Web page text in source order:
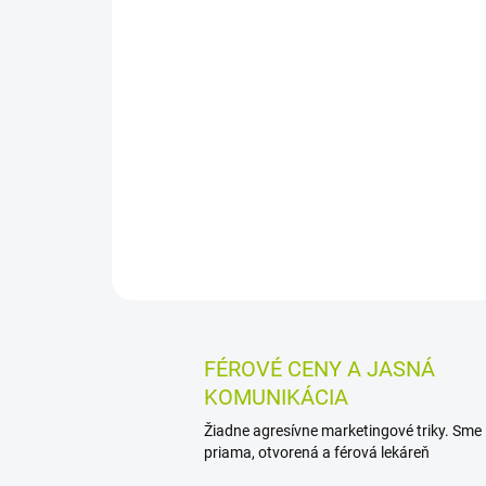
FÉROVÉ CENY A JASNÁ
KOMUNIKÁCIA
Žiadne agresívne marketingové triky. Sme
priama, otvorená a férová lekáreň